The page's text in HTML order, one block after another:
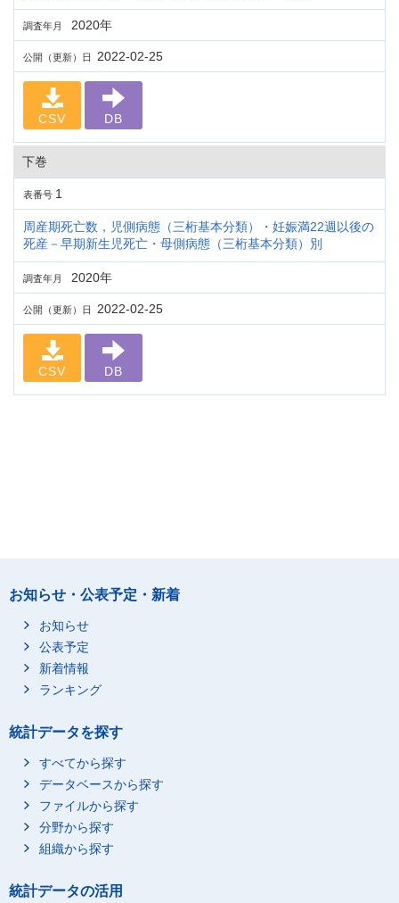
調査年月 2020年
公開（更新）日 2022-02-25
CSV DB
下巻
表番号 1
周産期死亡数，児側病態（三桁基本分類）・妊娠満22週以後の
死産－早期新生児死亡・母側病態（三桁基本分類）別
調査年月 2020年
公開（更新）日 2022-02-25
CSV DB
お知らせ・公表予定・新着
お知らせ
公表予定
新着情報
ランキング
統計データを探す
すべてから探す
データベースから探す
ファイルから探す
分野から探す
組織から探す
統計データの活用